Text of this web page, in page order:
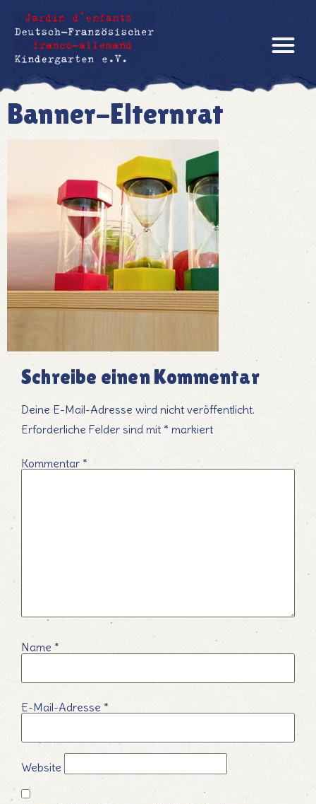
Banner-Elternrat
Schreibe einen Kommentar
Deine E-Mail-Adresse wird nicht veröffentlicht.
Erforderliche Felder sind mit * markiert
Kommentar *
Name *
E-Mail-Adresse *
Website